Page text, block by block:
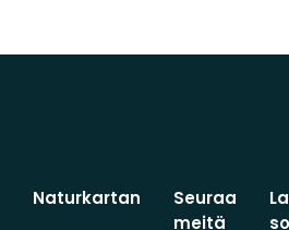
Naturkartan
Seuraa
meitä